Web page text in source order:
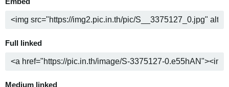
Embed
Full linked
Medium linked